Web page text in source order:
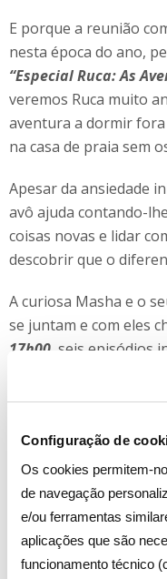
Configuração de
Os cookies permitem-
de navegação
e/ou ferramentas
aplicações que são
funcionamento técnico
E porque a reunião
nesta época do ano,
“Especial Ruca: As
veremos Ruca muito
aventura a dormir fora
na casa de praia sem
Apesar da ansiedade
avô ajuda contando-
coisas novas e lidar
descobrir que o
A curiosa Masha e o
se juntam e com eles
17h00 , seis episódios
época festiva, com
No mesmo dia,pelas
mais simpáticos de
episódios natalícios
saber como é o Natal
o grande trenó do
Para este especial